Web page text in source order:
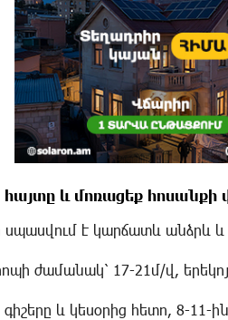
հայտը և մոռացեք հոսանքի
սպասվում է կարճատև անձրև
ժամանակ՝ 17-21մ/վ,
գիշերը և կեսօրից հետո, 8-